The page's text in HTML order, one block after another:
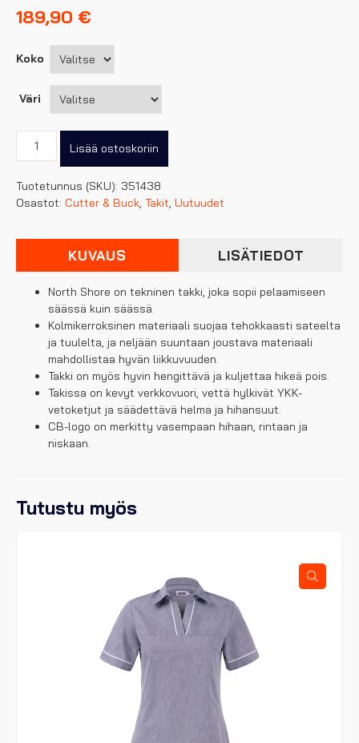
189,90 €
Koko
Väri
miesten
North
takki
Lisää ostoskoriin
Tuotetunnus (SKU): 351438
Osastot: Cutter & Buck, Takit, Uutuudet
KUVAUS LISÄTIEDOT
North Shore on tekninen takki, joka sopii pelaamiseen
säässä kuin säässä.
Kolmikerroksinen materiaali suojaa tehokkaasti sateelta
ja tuulelta, ja neljään suuntaan joustava materiaali
mahdollistaa hyvän liikkuvuuden.
Takki on myös hyvin hengittävä ja kuljettaa hikeä pois.
Takissa on kevyt verkkovuori, vettä hylkivät YKK-
vetoketjut ja säädettävä helma ja hihansuut.
CB-logo on merkitty vasempaan hihaan, rintaan ja
niskaan.
Tutustu myös